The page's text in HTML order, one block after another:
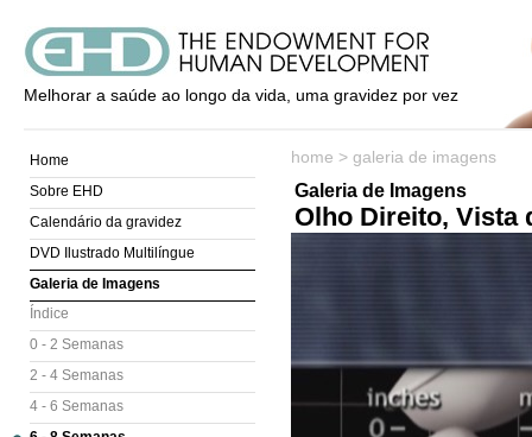
Melhorar a saúde ao longo da vida, uma gravidez por vez
Home
Sobre EHD
Calendário da gravidez
DVD Ilustrado Multilíngue
Galeria de Imagens
Índice
0 - 2 Semanas
2 - 4 Semanas
4 - 6 Semanas
home > galeria de imagens
Galeria de Imagens
Olho Direito, Vista